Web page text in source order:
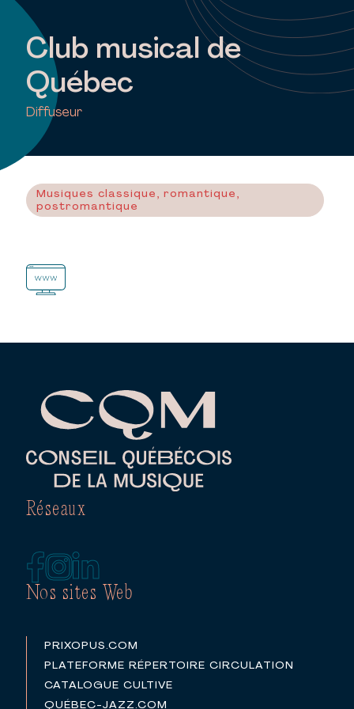
Club musical de
Québec
Diffuseur
Musiques classique, romantique,
postromantique
Nos sites Web
PRIXOPUS.COM
PLATEFORME RÉPERTOIRE CIRCULATION
CATALOGUE CULTIVE
QUÉBEC-JAZZ.COM
Réseaux